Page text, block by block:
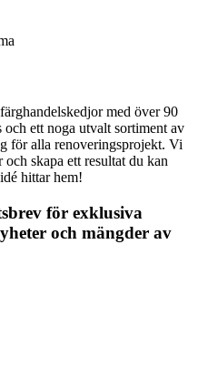
med över 90
ett noga utvalt sortiment av
för alla renoveringsprojekt. Vi
skapa ett resultat du kan
hittar hem!
för exklusiva
och mängder av